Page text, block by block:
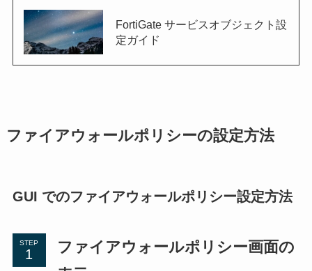
FortiGate サービスオブジェクト設
定ガイド
ファイアウォールポリシーの設定方法
GUI でのファイアウォールポリシー設定方法
STEP
ファイアウォールポリシー画面の